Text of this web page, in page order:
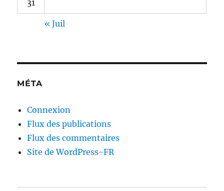
31
« Juil
MÉTA
Connexion
Flux des publications
Flux des commentaires
Site de WordPress-FR